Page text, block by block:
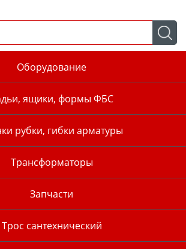
Оборудование
ящики, формы ФБС
рубки, гибки арматуры
Трансформаторы
Запчасти
Трос сантехнический